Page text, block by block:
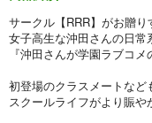
サークル【RRR】がお贈り
女子高生な沖田さんの日常
『沖田さんが学園ラブコ
初登場のクラスメートなど
スクールライフがより賑や